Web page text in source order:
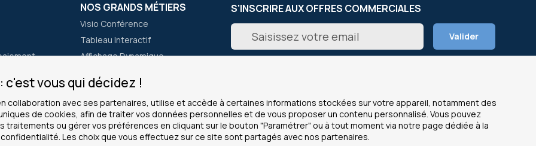
c'est vous qui décidez !
collaboration avec ses partenaires, utilise et accède à certaines informations stockées sur votre appareil, notamment des
de cookies, afin de traiter vos données personnelles et de vous proposer un contenu personnalisé. Vous pouvez
traitements ou gérer vos préférences en cliquant sur le bouton "Paramétrer" ou à tout moment via notre page dédiée à la
Les choix que vous effectuez sur ce site sont partagés avec nos partenaires.
NOS GRANDS MÉTIERS
Visio Conférence
Tableau Interactif
Affichage Dynamique
Lecteur de Code Barre
Talkie Walkie
CLIENTS PROS
S'INSCRIRE AUX OFFRES COMMERCIALES
Inscription
notre
Valider
INFOS NOS SITES